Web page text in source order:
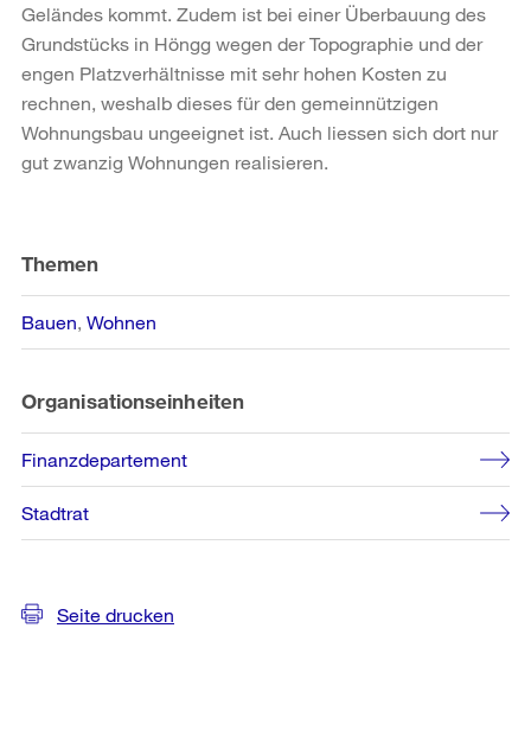
Geländes kommt. Zudem ist bei einer Überbauung des
Grundstücks in Höngg wegen der Topographie und der
engen Platzverhältnisse mit sehr hohen Kosten zu
rechnen, weshalb dieses für den gemeinnützigen
Wohnungsbau ungeeignet ist. Auch liessen sich dort nur
gut zwanzig Wohnungen realisieren.
Informationen
Themen
Bauen Wohnen
Organisationseinheiten
Finanzdepartement
Stadtrat
Seite drucken